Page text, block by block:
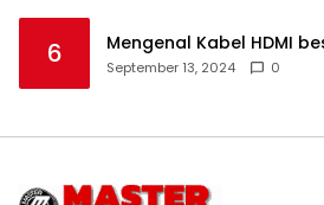
6 Mengenal Kabel HDMI
September 13, 2024 0